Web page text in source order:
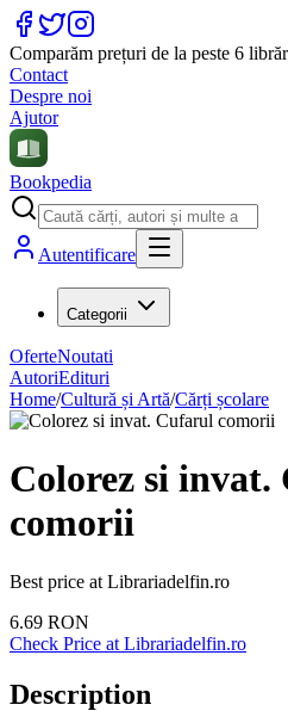
Comparăm prețuri de la peste 6
Contact
Despre noi
Ajutor
Bookpedia
Autentificare
Categorii
OferteNoutati
AutoriEdituri
Home/Cultură și Artă/Cărți școlare
Colorez si
comorii
Best price at Librariadelfin.ro
6.69 RON
Check Price at Librariadelfin.ro
Description